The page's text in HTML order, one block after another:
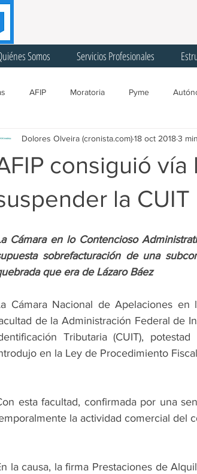
Somos Servicios Profesionales
AFIP Moratoria Pyme
Sellos Agentes de Recaudación
Cargas Patronales SIPA AGIP
consiguió
la CUIT
Dolores Olveira (cronista.com)18 oct 20183
Cámara en lo Contencioso
sobrefacturación de una
que era de Lázaro Báez
Cámara Nacional de Apelaciones
de la Administración Federal de
Tributaria (CUIT),
en la Ley de Procedimiento
esta facultad, confirmada por una
la actividad comercial del
la causa, la firma Prestaciones de